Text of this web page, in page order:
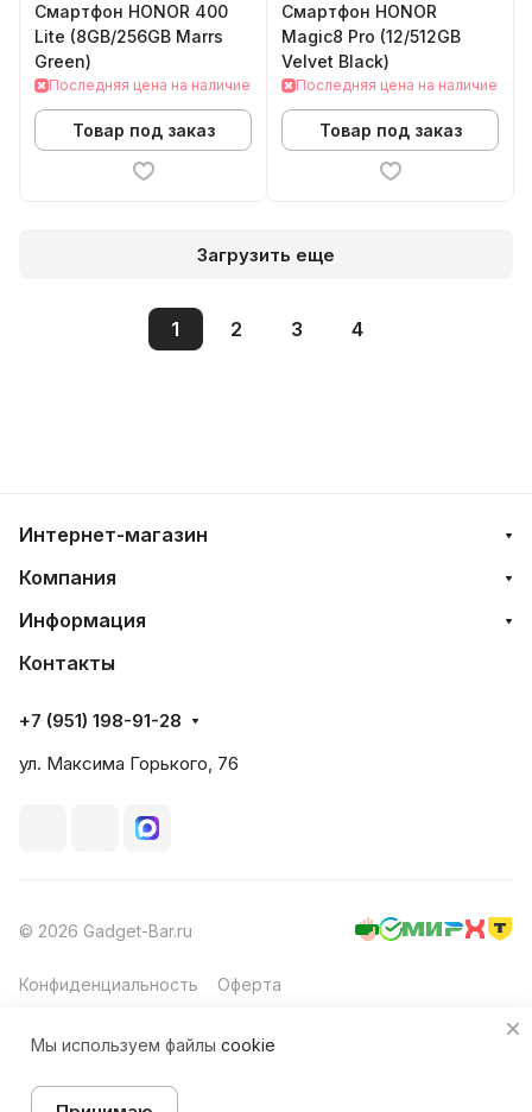
Смартфон HONOR 400
Lite (8GB/256GB Marrs
Green)
Последняя цена на наличие
Товар под заказ
Смартфон HONOR
Magic8 Pro (12/512GB
Velvet Black)
Последняя цена на наличие
Товар под заказ
Загрузить еще
1 2 3 4
Интернет-магазин
Компания
Информация
Контакты
+7 (951) 198-91-28
ул. Максима Горького, 76
© 2026 Gadget-Bar.ru
Конфиденциальность Оферта
Мы используем файлы cookie